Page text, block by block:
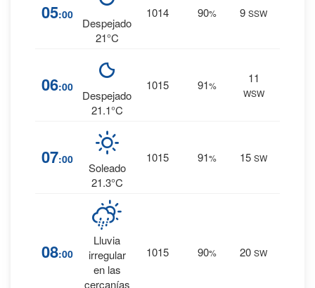
05:00
Despejado
21°C
1014 90% 9 SSW
06:00
Despejado
21.1°C
1015 91%
11
WSW
07:00
Soleado
21.3°C
1015 91% 15 SW
08:00
Lluvia
irregular
en las
cercanías
1015 90% 20 SW